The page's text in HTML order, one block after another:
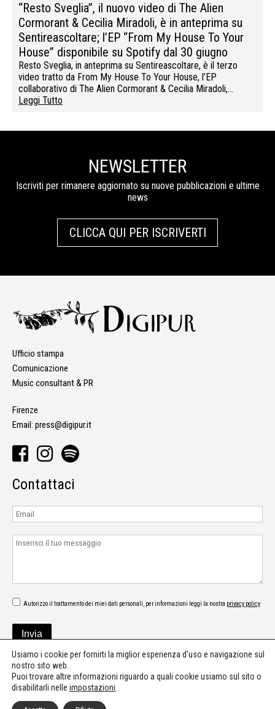
“Resto Sveglia”, il nuovo video di The Alien
Cormorant & Cecilia Miradoli, è in anteprima su
Sentireascoltare; l’EP “From My House To Your
House” disponibile su Spotify dal 30 giugno
Resto Sveglia, in anteprima su Sentireascoltare, è il terzo
video tratto da From My House To Your House, l’EP
collaborativo di The Alien Cormorant & Cecilia Miradoli,…
Leggi Tutto
NEWSLETTER
Iscriviti per rimanere aggiornato su nuove pubblicazioni e ultime
news
CLICCA QUI PER ISCRIVERTI
Ufficio stampa
Comunicazione
Music consultant & PR
Firenze
Email: press@digipur.it
Contattaci
Autorizzo il trattamento dei miei dati personali, per informazioni leggi la nostra privacy policy
©2026 - Digipur - Press office - Communication - Music consultant & PR -
press@digipur.it
Usiamo i cookie per fornirti la miglior esperienza d'uso e navigazione sul
nostro sito web.
Puoi trovare altre informazioni riguardo a quali cookie usiamo sul sito o
disabilitarli nelle impostazioni